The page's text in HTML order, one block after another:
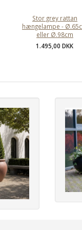
Stor grey rattan
hængelampe -
eller Ø.98cm
1.495,00 DKK